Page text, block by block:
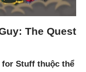
The Quest
for Stuff thuộc thể